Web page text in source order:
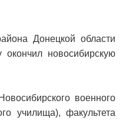
Донецкой области
новосибирскую
военного
училища), факультета